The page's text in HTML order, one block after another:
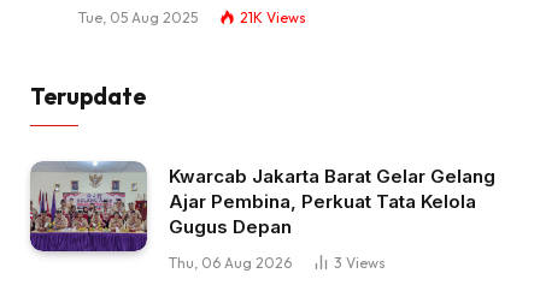
Tue, 05 Aug 2025 21K Views
Terupdate
Kwarcab Jakarta Barat Gelar Gelang
Ajar Pembina, Perkuat Tata Kelola
Gugus Depan
Thu, 06 Aug 2026 3 Views